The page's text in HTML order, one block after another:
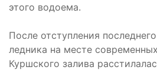
этого водоема.
После отступления
ледника на месте
Куршского залива